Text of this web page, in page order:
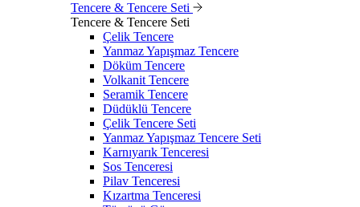
Tencere & Tencere Seti
Tencere & Tencere Seti
Çelik Tencere
Yanmaz Yapışmaz Tencere
Döküm Tencere
Volkanit Tencere
Seramik Tencere
Düdüklü Tencere
Çelik Tencere Seti
Yanmaz Yapışmaz Tencere Seti
Karnıyarık Tenceresi
Sos Tenceresi
Pilav Tenceresi
Kızartma Tenceresi